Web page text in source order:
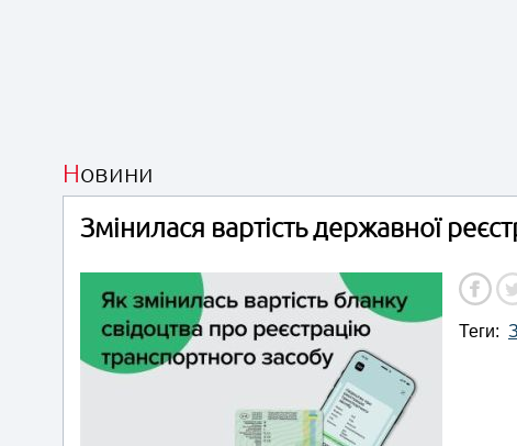
Новини
Змінилася вартість державної
Теги: